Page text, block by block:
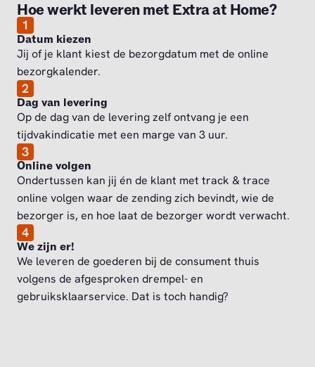
Hoe werkt leveren met Extra at Home?
1
Datum kiezen
Jij of je klant kiest de bezorgdatum met de online
bezorgkalender.
2
Dag van levering
Op de dag van de levering zelf ontvang je een
tijdvakindicatie met een marge van 3 uur.
3
Online volgen
Ondertussen kan jij én de klant met track & trace
online volgen waar de zending zich bevindt, wie de
bezorger is, en hoe laat de bezorger wordt verwacht.
4
We zijn er!
We leveren de goederen bij de consument thuis
volgens de afgesproken drempel- en
gebruiksklaarservice. Dat is toch handig?